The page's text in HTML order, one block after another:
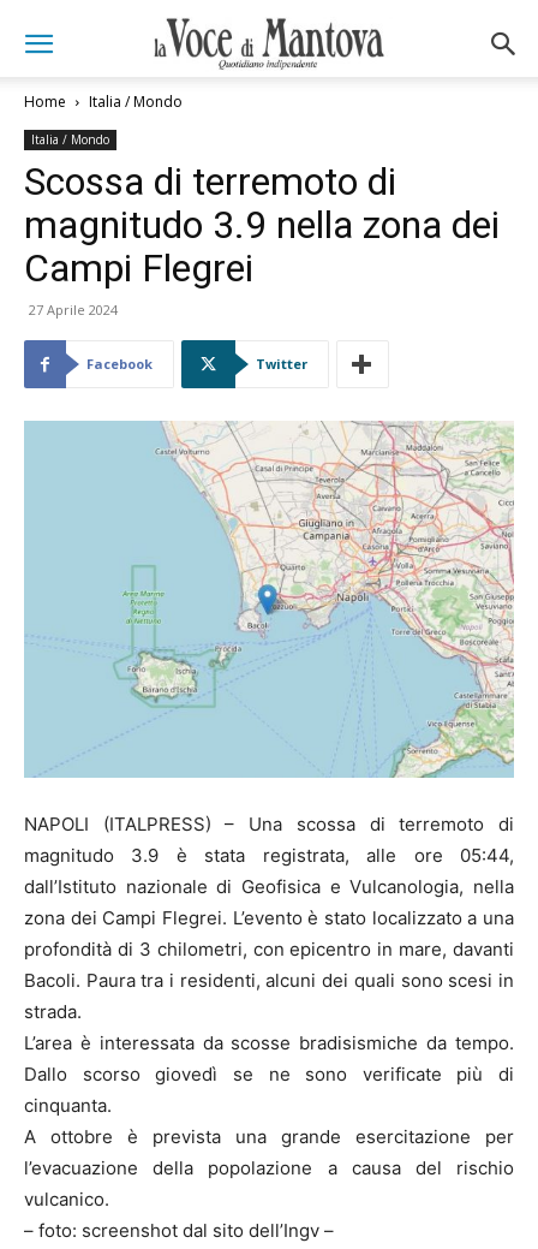
Home Italia / Mondo
Italia / Mondo
Scossa di terremoto di
magnitudo 3.9 nella zona dei
Campi Flegrei
27 Aprile 2024
Facebook Twitter
NAPOLI (ITALPRESS) – Una scossa di terremoto di
magnitudo 3.9 è stata registrata, alle ore 05:44,
dall’Istituto nazionale di Geofisica e Vulcanologia, nella
zona dei Campi Flegrei. L’evento è stato localizzato a una
profondità di 3 chilometri, con epicentro in mare, davanti
Bacoli. Paura tra i residenti, alcuni dei quali sono scesi in
strada.
L’area è interessata da scosse bradisismiche da tempo.
Dallo scorso giovedì se ne sono verificate più di
cinquanta.
A ottobre è prevista una grande esercitazione per
l’evacuazione della popolazione a causa del rischio
vulcanico.
– foto: screenshot dal sito dell’Ingv –